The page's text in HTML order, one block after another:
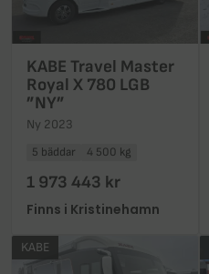
KABE Travel Master
Royal X 780 LGB
”NY”
Ny 2023
5 bäddar 4 500 kg
1 973 443 kr
Finns i Kristinehamn
KABE